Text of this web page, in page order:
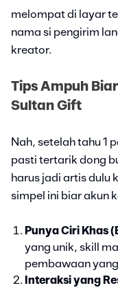
melompat di layar
nama si pengirim
kreator.
Tips Ampuh
Sultan Gift
Nah, setelah tahu 1
pasti tertarik dong
harus jadi artis dulu
simpel ini biar akun
Punya Ciri Khas
yang unik, skill
pembawaan
Interaksi yang